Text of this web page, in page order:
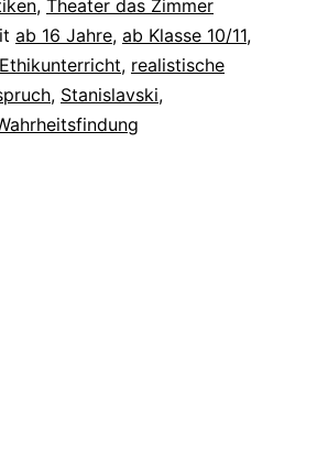
, Theater das Zimmer
ab 16 Jahre, ab Klasse 10/11,
Ethikunterricht, realistische
, Stanislavski,